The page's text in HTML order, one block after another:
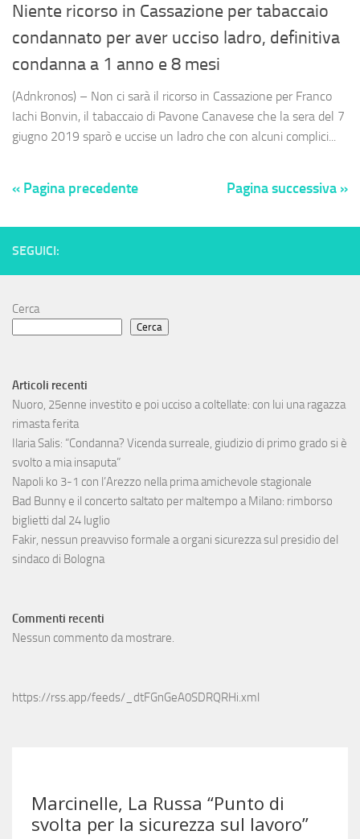
Niente ricorso in Cassazione per tabaccaio
condannato per aver ucciso ladro, definitiva
condanna a 1 anno e 8 mesi
(Adnkronos) – Non ci sarà il ricorso in Cassazione per Franco
Iachi Bonvin, il tabaccaio di Pavone Canavese che la sera del 7
giugno 2019 sparò e uccise un ladro che con alcuni complici...
« Pagina precedente Pagina successiva »
SEGUICI:
Cerca
Cerca
Articoli recenti
Nuoro, 25enne investito e poi ucciso a coltellate: con lui una ragazza
rimasta ferita
Ilaria Salis: “Condanna? Vicenda surreale, giudizio di primo grado si è
svolto a mia insaputa”
Napoli ko 3-1 con l’Arezzo nella prima amichevole stagionale
Bad Bunny e il concerto saltato per maltempo a Milano: rimborso
biglietti dal 24 luglio
Fakir, nessun preavviso formale a organi sicurezza sul presidio del
sindaco di Bologna
Commenti recenti
Nessun commento da mostrare.
https://rss.app/feeds/_dtFGnGeA0SDRQRHi.xml